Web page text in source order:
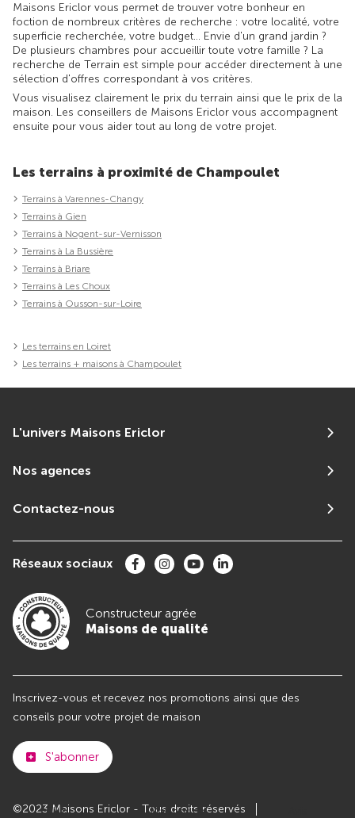
Club
Maisons de
Maisons Ericlor vous permet de trouver votre bonheur en
foction de nombreux critères de recherche : votre localité, votre
superficie recherchée, votre budget... Envie d'un grand jardin ?
De plusieurs chambres pour accueillir toute votre famille ? La
recherche de Terrain est simple pour accéder directement à une
sélection d'offres correspondant à vos critères.
Vous visualisez clairement le prix du terrain ainsi que le prix de la
maison. Les conseillers de Maisons Ericlor vous accompagnent
ensuite pour vous aider tout au long de votre projet.
Les terrains à proximité de Champoulet
Terrains à Varennes-Changy
Terrains à Gien
Terrains à Nogent-sur-Vernisson
Terrains à La Bussière
Terrains à Briare
Terrains à Les Choux
Terrains à Ousson-sur-Loire
Les terrains en Loiret
Les terrains + maisons à Champoulet
L'univers Maisons Ericlor
Nos agences
Contactez-nous
Réseaux sociaux
Constructeur agrée
Maisons de qualité
Inscrivez-vous et recevez nos promotions ainsi que des
conseils pour votre projet de maison
S'abonner
©2023 Maisons Ericlor - Tous droits réservés